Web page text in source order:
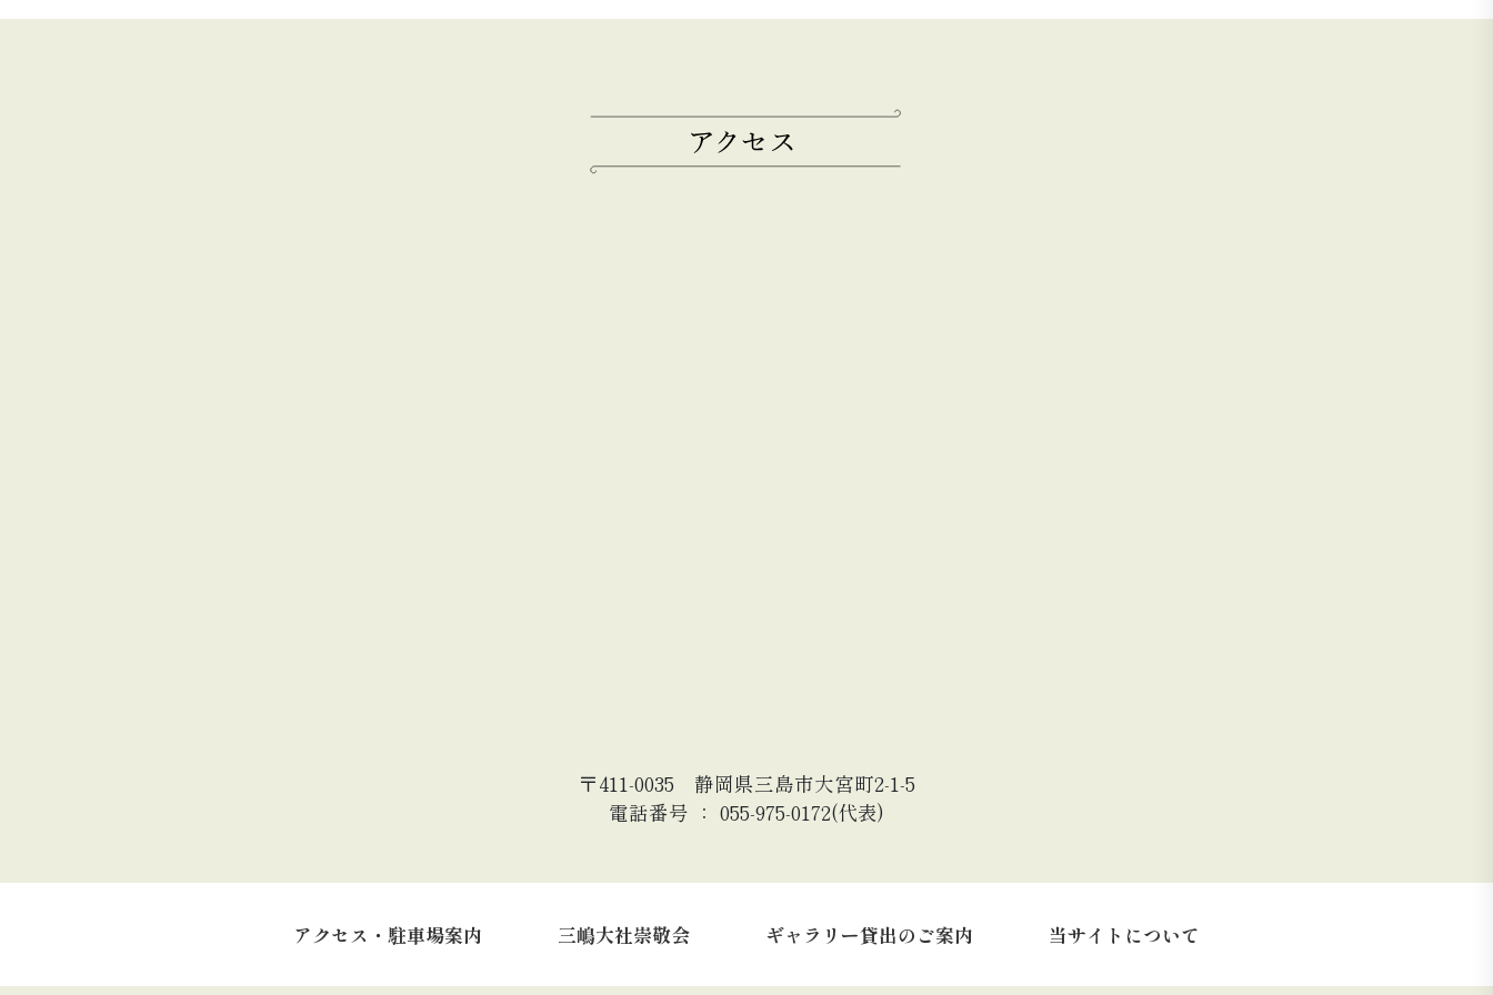
〒411-0035 静岡県三島市大宮町2-1-5
電話番号 ： 055-975-0172(代表)
アクセス・駐車場案内 三嶋大社崇敬会 ギャラリー貸出のご案内 当サイトについて